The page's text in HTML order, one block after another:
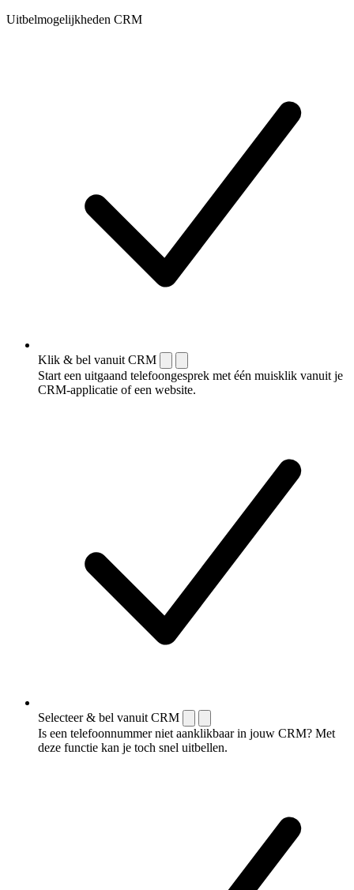
Uitbelmogelijkheden CRM
Klik & bel vanuit CRM
Start een uitgaand telefoongesprek met één muisklik vanuit je
CRM-applicatie of een website.
Selecteer & bel vanuit CRM
Is een telefoonnummer niet aanklikbaar in jouw CRM? Met
deze functie kan je toch snel uitbellen.